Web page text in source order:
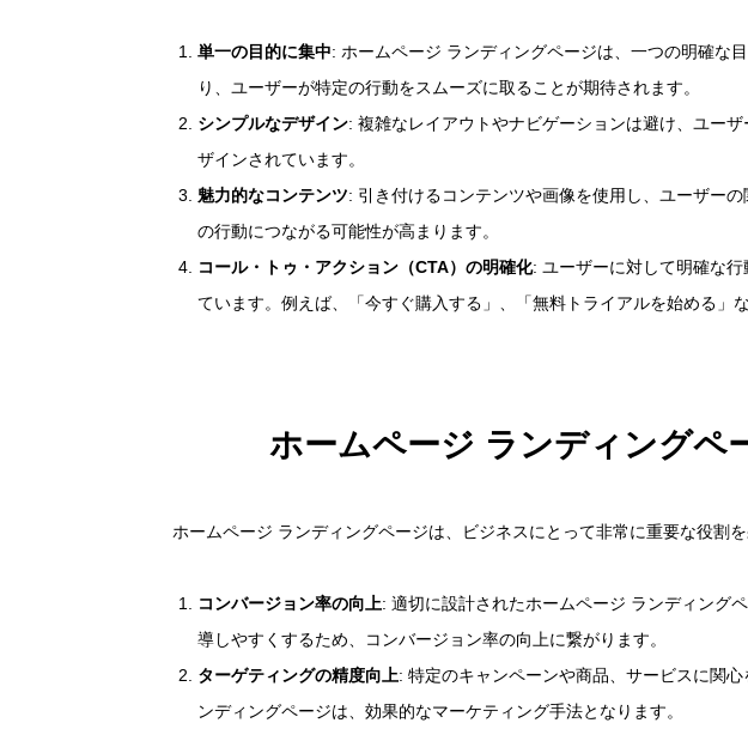
単一の目的に集中: ホームページ ランディングページは、一つの明確な
り、ユーザーが特定の行動をスムーズに取ることが期待されます。
シンプルなデザイン: 複雑なレイアウトやナビゲーションは避け、ユー
ザインされています。
魅力的なコンテンツ: 引き付けるコンテンツや画像を使用し、ユーザー
の行動につながる可能性が高まります。
コール・トゥ・アクション（CTA）の明確化: ユーザーに対して明確な
ています。例えば、「今すぐ購入する」、「無料トライアルを始める」
ホームページ ランディングペ
ホームページ ランディングページは、ビジネスにとって非常に重要な役割を
コンバージョン率の向上: 適切に設計されたホームページ ランディング
導しやすくするため、コンバージョン率の向上に繋がります。
ターゲティングの精度向上: 特定のキャンペーンや商品、サービスに関
ンディングページは、効果的なマーケティング手法となります。